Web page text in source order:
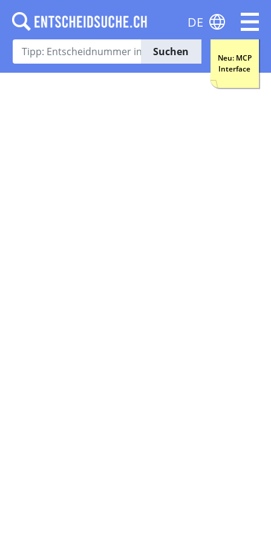
Suchen
Neu: MCP
Interface
DE